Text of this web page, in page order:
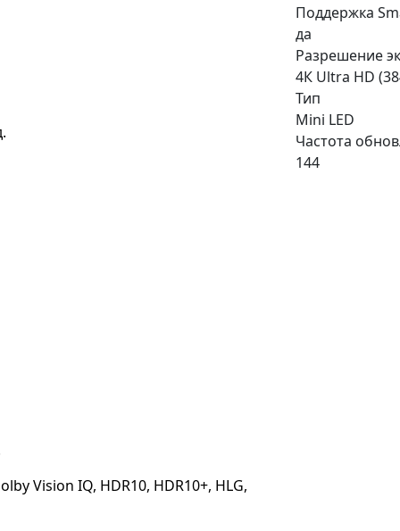
Vision IQ, HDR10, HDR10+, HLG,
Поддержка
да
Разрешение
4К Ultra HD
Тип
Mini LED
Частота
144